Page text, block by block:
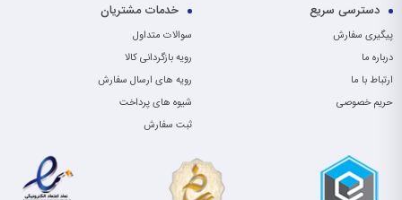
دسترسی سریع
پیگیری سفارش
درباره ما
ارتباط با ما
حریم خصوصی
خدمات مشتریان
سوالات متداول
رویه بازگردانی کالا
رویه های ارسال سفارش
شیوه های پرداخت
ثبت سفارش